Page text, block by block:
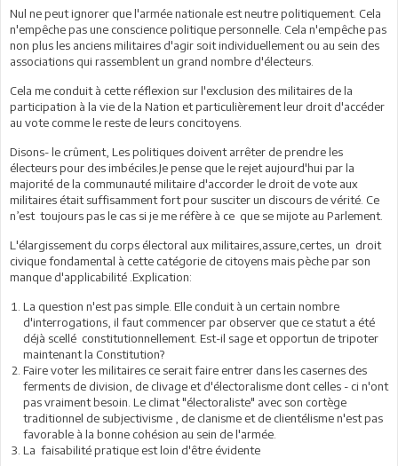
Nul ne peut ignorer que l'armée nationale est neutre politiquement. Cela
n'empêche pas une conscience politique personnelle. Cela n'empêche pas
non plus les anciens militaires d'agir soit individuellement ou au sein des
associations qui rassemblent un grand nombre d'électeurs.
Cela me conduit à cette réflexion sur l'exclusion des militaires de la
participation à la vie de la Nation et particulièrement leur droit d'accéder
au vote comme le reste de leurs concitoyens.
Disons- le crûment, Les politiques doivent arrêter de prendre les
électeurs pour des imbéciles.Je pense que le rejet aujourd'hui par la
majorité de la communauté militaire d'accorder le droit de vote aux
militaires était suffisamment fort pour susciter un discours de vérité. Ce
n’est toujours pas le cas si je me réfère à ce que se mijote au Parlement.
L'élargissement du corps électoral aux militaires,assure,certes, un droit
civique fondamental à cette catégorie de citoyens mais pèche par son
manque d'applicabilité .Explication:
La question n'est pas simple. Elle conduit à un certain nombre
d'interrogations, il faut commencer par observer que ce statut a été
déjà scellé constitutionnellement. Est-il sage et opportun de tripoter
maintenant la Constitution?
Faire voter les militaires ce serait faire entrer dans les casernes des
ferments de division, de clivage et d'électoralisme dont celles - ci n'ont
pas vraiment besoin. Le climat "électoraliste" avec son cortège
traditionnel de subjectivisme , de clanisme et de clientélisme n'est pas
favorable à la bonne cohésion au sein de l'armée.
La faisabilité pratique est loin d'être évidente